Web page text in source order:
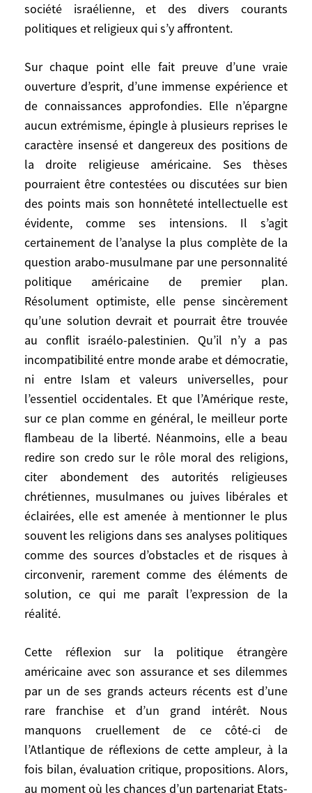
société israélienne, et des divers courants
politiques et religieux qui s’y affrontent.
Sur chaque point elle fait preuve d’une vraie
ouverture d’esprit, d’une immense expérience et
de connaissances approfondies. Elle n’épargne
aucun extrémisme, épingle à plusieurs reprises le
caractère insensé et dangereux des positions de
la droite religieuse américaine. Ses thèses
pourraient être contestées ou discutées sur bien
des points mais son honnêteté intellectuelle est
évidente, comme ses intensions. Il s’agit
certainement de l’analyse la plus complète de la
question arabo-musulmane par une personnalité
politique américaine de premier plan.
Résolument optimiste, elle pense sincèrement
qu’une solution devrait et pourrait être trouvée
au conflit israélo-palestinien. Qu’il n’y a pas
incompatibilité entre monde arabe et démocratie,
ni entre Islam et valeurs universelles, pour
l’essentiel occidentales. Et que l’Amérique reste,
sur ce plan comme en général, le meilleur porte
flambeau de la liberté. Néanmoins, elle a beau
redire son credo sur le rôle moral des religions,
citer abondement des autorités religieuses
chrétiennes, musulmanes ou juives libérales et
éclairées, elle est amenée à mentionner le plus
souvent les religions dans ses analyses politiques
comme des sources d’obstacles et de risques à
circonvenir, rarement comme des éléments de
solution, ce qui me paraît l’expression de la
réalité.
Cette réflexion sur la politique étrangère
américaine avec son assurance et ses dilemmes
par un de ses grands acteurs récents est d’une
rare franchise et d’un grand intérêt. Nous
manquons cruellement de ce côté-ci de
l’Atlantique de réflexions de cette ampleur, à la
fois bilan, évaluation critique, propositions. Alors,
au moment où les chances d’un partenariat Etats-
des pays occidentaux et de l’Islam – pour
conclure par un plaidoyer véhément pour
relation des Arabes et de la démocratie; la
compétition Islam/Christianisme en
Afrique. Seule manque peut-être une
analyse aussi approfondie de la société
israélienne, et des divers courants
politiques et religieux qui s’y affrontent.
Sur chaque point elle fait preuve d’une
vraie ouverture d’esprit, d’une immense
expérience et de connaissances
approfondies. Elle n’épargne aucun
extrémisme, épingle à plusieurs reprises le
caractère insensé et dangereux des
positions de la droite religieuse
américaine. Ses thèses pourraient être
contestées ou discutées sur bien des
points mais son honnêteté intellectuelle
est évidente, comme ses intensions. Il
s’agit certainement de l’analyse la plus
complète de la question arabo-
musulmane par une personnalité politique
américaine de premier plan. Résolument
optimiste, elle pense sincèrement qu’une
solution devrait et pourrait être trouvée au
conflit israélo-palestinien. Qu’il n’y a pas
incompatibilité entre monde arabe et
démocratie, ni entre Islam et valeurs
universelles, pour l’essentiel occidentales.
Et que l’Amérique reste, sur ce plan comme
en général, le meilleur porte flambeau de
la liberté. Néanmoins, elle a beau redire
citer abondement des autorités religieuses
chrétiennes, musulmanes ou juives
libérales et éclairées, elle est amenée à
mentionner le plus souvent les religions
dans ses analyses politiques comme des
sources d’obstacles et de risques à
circonvenir, rarement comme des éléments
de solution, ce qui me paraît l’expression